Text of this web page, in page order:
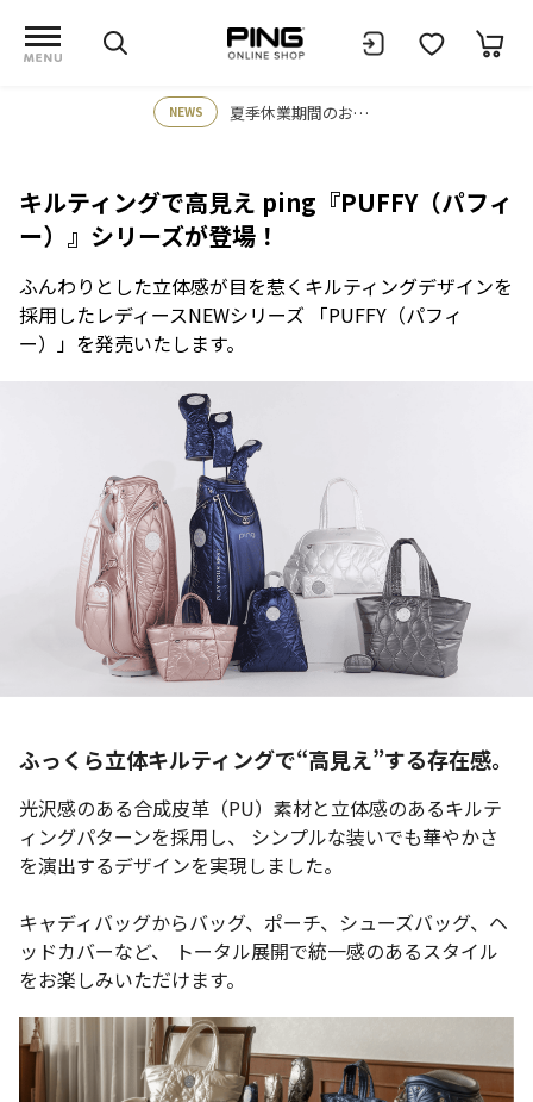
NEWS 夏季休業期間のお知らせ
キルティングで高見え ping『PUFFY（パフィ
ー）』シリーズが登場！
ふんわりとした立体感が目を惹くキルティングデザインを
採用したレディースNEWシリーズ
「PUFFY（パフィ
ー）」を発売いたします。
ふっくら立体キルティングで“高見え”する存在感。
光沢感のある合成皮革（PU）素材と立体感のあるキルテ
ィングパターンを採用し、 シンプルな装いでも華やかさ
を演出するデザインを実現しました。
キャディバッグからバッグ、ポーチ、シューズバッグ、ヘ
ッドカバーなど、
トータル展開で統一感のあるスタイル
をお楽しみいただけます。